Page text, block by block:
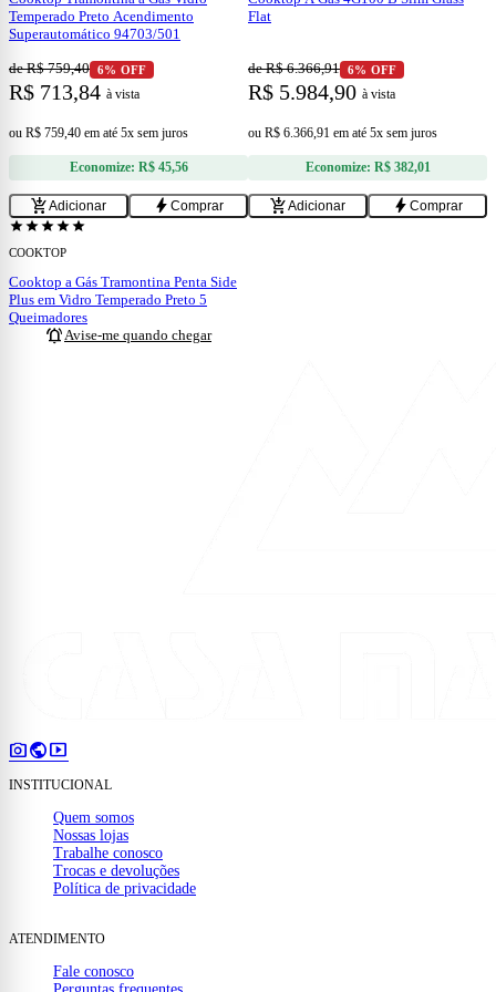
Temperado Preto Acendimento
Superautomático 94703/501
de R$ 759,40 6% OFF
R$ 713,84 à vista
ou R$ 759,40 em até 5x sem juros
Economize: R$ 45,56
add_shopping_cartAdicionar bolt Comprar
Flat
de R$ 6.366,91 6% OFF
R$ 5.984,90 à vista
ou R$ 6.366,91 em até 5x sem juros
Economize: R$ 382,01
add_shopping_cartAdicionar bolt Comprar
ESGOTADO
starstarstarstarstar
COOKTOP
Cooktop a Gás Tramontina Penta Side
Plus em Vidro Temperado Preto 5
Queimadores
notifications_active Avise-me quando chegar
photo_camerapublicsmart_display
INSTITUCIONAL
Quem somos
Nossas lojas
Trabalhe conosco
Trocas e devoluções
Política de privacidade
ATENDIMENTO
Fale conosco